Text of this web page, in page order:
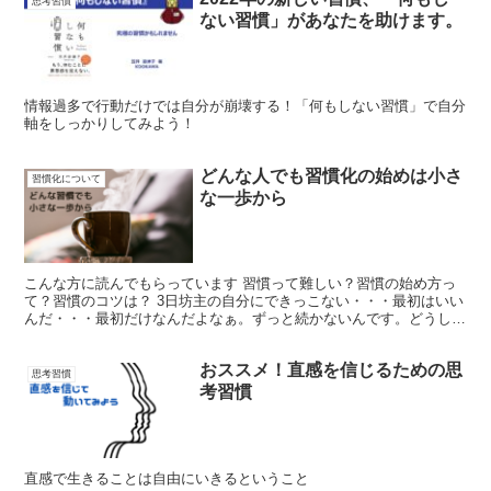
ない習慣」があなたを助けます。
情報過多で行動だけでは自分が崩壊する！「何もしない習慣」で自分
軸をしっかりしてみよう！
習慣化について
どんな人でも習慣化の始めは小さ
な一歩から
こんな方に読んでもらっています 習慣って難しい？習慣の始め方っ
て？習慣のコツは？ 3日坊主の自分にできっこない・・・最初はいい
んだ・・・最初だけなんだよなぁ。ずっと続かないんです。どうして
思考習慣
おススメ！直感を信じるための思
考習慣
直感で生きることは自由にいきるということ